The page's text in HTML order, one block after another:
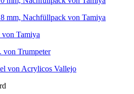
mm, Nachfüllpack von Tamiya
von Tamiya
von Trumpeter
von Acrylicos Vallejo